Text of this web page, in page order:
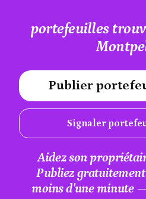
portefeuilles
Publier
Signaler
Aidez son
Publiez
moins d'une minute